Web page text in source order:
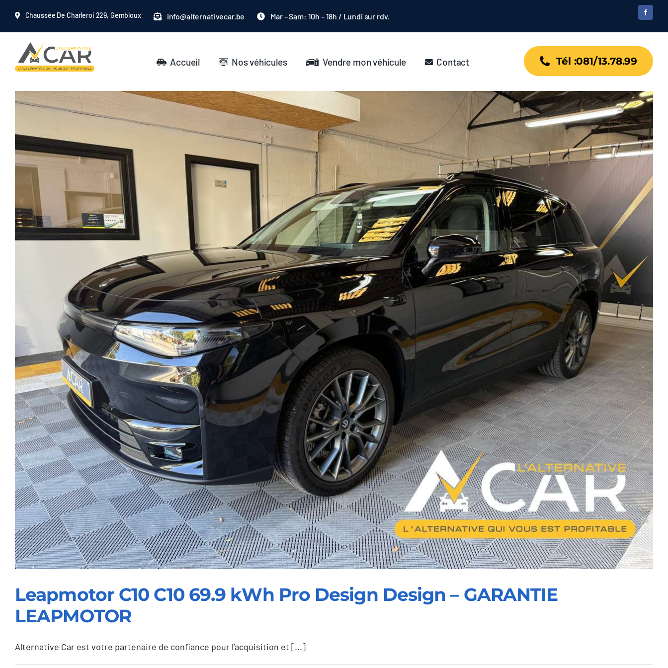
Chaussée De Charleroi 229, Gembloux info@alternativecar.be Mar – Sam: 10h – 18h / Lundi sur rdv.
Accueil Nos véhicules Vendre mon véhicule Contact Tél :081/13.78.99
Leapmotor C10 C10 69.9 kWh Pro Design Design – GARANTIE
LEAPMOTOR
Alternative Car est votre partenaire de confiance pour l’acquisition et [...]